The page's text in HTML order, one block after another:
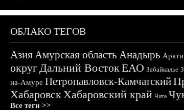
ОБЛАКО ТЕГОВ
АзияАмурская область Анадырь
округДальний ВостокЕАО Забайкалье
на-Амуре Петропавловск-Камчатский
ХабаровскХабаровский край Чита
Все теги >>